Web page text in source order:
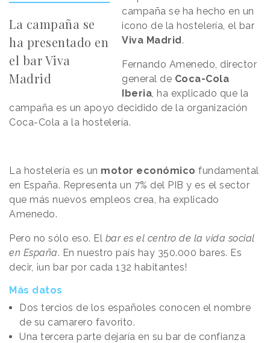
La campaña se
ha presentado en
el bar Viva
Madrid
campaña se ha hecho en un
icono de la hostelería, el bar
Viva Madrid.
Fernando Amenedo, director
general de Coca-Cola
Iberia , ha explicado que la
campaña es un apoyo decidido de la organización
Coca-Cola a la hostelería.
La hostelería es un motor económico fundamental
en España. Representa un 7% del PIB y es el sector
que más nuevos empleos crea, ha explicado
Amenedo.
Pero no sólo eso. El bar es el centro de la vida social
en España. En nuestro país hay 350.000 bares. Es
decir, ¡un bar por cada 132 habitantes!
Más datos
Dos tercios de los españoles conocen el nombre
de su camarero favorito.
Una tercera parte dejaría en su bar de confianza